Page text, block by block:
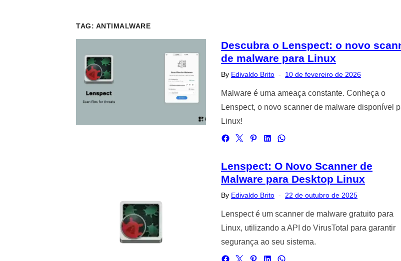
TAG: ANTIMALWARE
Descubra o Lenspect: o novo
de malware para Linux
By Edivaldo Brito
Posted
10 de fevereiro de 2026
Malware é uma ameaça constante. Conheça o
Lenspect, o novo scanner de malware disponível
Linux!
Lenspect: O Novo Scanner de
Malware para Desktop Linux
By Edivaldo Brito
Posted
22 de outubro de 2025
Lenspect é um scanner de malware gratuito para
Linux, utilizando a API do VirusTotal para garantir
segurança ao seu sistema.